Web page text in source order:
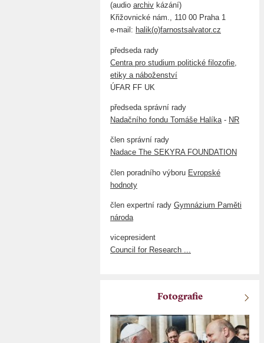
(audio archiv kázání)
Křižovnické nám., 110 00 Praha 1
e-mail: halik(o)farnostsalvator.cz
předseda rady
Centra pro studium politické filozofie,
etiky a náboženství
ÚFAR FF UK
předseda správní rady
Nadačního fondu Tomáše Halíka - NR
člen správní rady
Nadace The SEKYRA FOUNDATION
člen poradního výboru Evropské
hodnoty
člen expertní rady Gymnázium Paměti
národa
vicepresident
Council for Research ...
Fotografie